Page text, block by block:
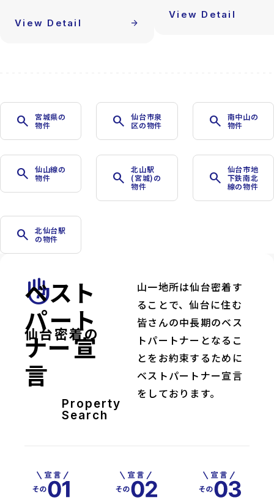
View Detail arrow_forward
View Detail
search
宮城県の
物件
search
仙台市泉
区の物件
search
南中山の
物件
search
仙山線の
物件
search
北山駅
(宮城)の
物件
search
仙台市地
下鉄南北
線の物件
search
北仙台駅
の物件
front_hand
仙台密着の
ベスト
パート
ナー宣
言
Property
Search
山一地所は仙台密着す
ることで、仙台に住む
皆さんの中長期のベス
トパートナーとなるこ
とをお約束するために
ベストパートナー宣言
をしております。